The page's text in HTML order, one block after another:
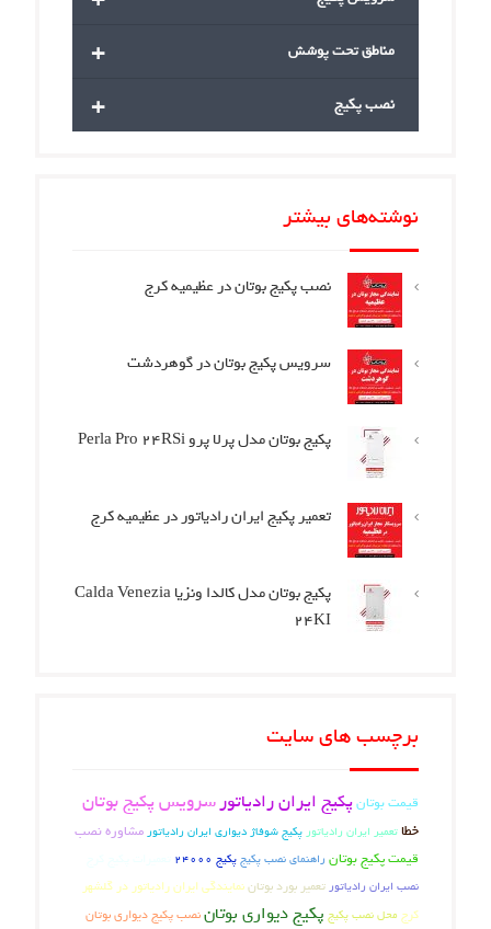
+ مناطق تحت پوشش
+ نصب پکیج
نوشته‌های بیشتر
نصب پکیج بوتان در عظیمیه کرج
سرویس پکیج بوتان در گوهردشت
پکیج بوتان مدل پرلا پرو Perla Pro 24RSi
تعمیر پکیج ایران رادیاتور در عظیمیه کرج
پکیج بوتان مدل کالدا ونزیا Calda Venezia
24KI
برچسب های سایت
قیمت بوتانپکیج ایران رادیاتورسرویس پکیج بوتان
خطاتعمیر ایران رادیاتورپکیج شوفاژ دیواری ایران رادیاتورمشاوره نصب
قیمت پکیج بوتان راهنمای نصب پکیج پکیج 24000
نصب ایران رادیاتور تعمیر بورد بوتاننمایندگی ایران رادیاتور در گلشهر
کرج محل نصب پکیج پکیج دیواری بوتاننصب پکیج دیواری بوتان